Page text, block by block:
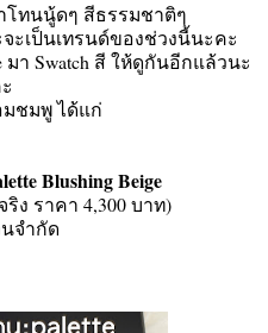
โทนนู้ดๆ สีธรรมชาติๆ
ะเป็นเทรนด์ของช่วงนี้นะคะ
มา Swatch สี ให้ดูกันอีกแล้วนะ
ชมพู ได้แก่
Blushing Beige
ริง ราคา 4,300 บาท)
จำกัด